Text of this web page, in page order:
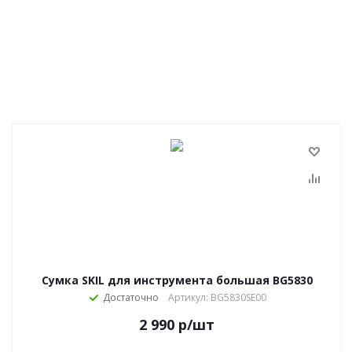
Сумка SKIL для инструмента большая BG5830
Достаточно Артикул: BG5830SE00
2 990 р/шт